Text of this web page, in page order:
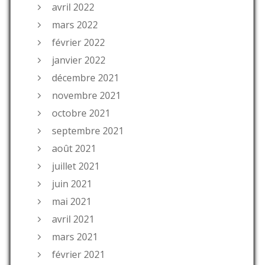
avril 2022
mars 2022
février 2022
janvier 2022
décembre 2021
novembre 2021
octobre 2021
septembre 2021
août 2021
juillet 2021
juin 2021
mai 2021
avril 2021
mars 2021
février 2021